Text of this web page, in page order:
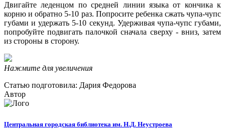
Двигайте леденцом по средней линии языка от кончика к
корню и обратно 5-10 раз. Попросите ребенка сжать чупа-чупс
губами и удержать 5-10 секунд. Удерживая чупа-чупс губами,
попробуйте подвигать палочкой сначала сверху - вниз, затем
из стороны в сторону.
Нажмите для увеличения
Статью подготовила: Дария Федорова
Автор
Центральная городская библиотека им. Н.Д. Неустроева